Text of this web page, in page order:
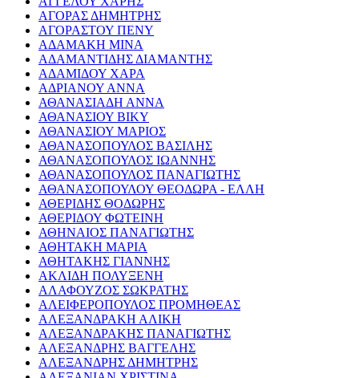
ΑΓΟΡΑΣ ΔΗΜΗΤΡΗΣ
ΑΓΟΡΑΣΤΟΥ ΠΕΝΥ
ΑΔΑΜΑΚΗ ΜΙΝΑ
ΑΔΑΜΑΝΤΙΔΗΣ ΔΙΑΜΑΝΤΗΣ
ΑΔΑΜΙΔΟΥ ΧΑΡΑ
ΑΔΡΙΑΝΟΥ ΑΝΝΑ
ΑΘΑΝΑΣΙΑΔΗ ΑΝΝΑ
ΑΘΑΝΑΣΙΟΥ ΒΙΚΥ
ΑΘΑΝΑΣΙΟΥ ΜΑΡΙΟΣ
ΑΘΑΝΑΣΟΠΟΥΛΟΣ ΒΑΣΙΛΗΣ
ΑΘΑΝΑΣΟΠΟΥΛΟΣ ΙΩΑΝΝΗΣ
ΑΘΑΝΑΣΟΠΟΥΛΟΣ ΠΑΝΑΓΙΩΤΗΣ
ΑΘΑΝΑΣΟΠΟΥΛΟΥ ΘΕΟΔΩΡΑ - ΕΛΛΗ
ΑΘΕΡΙΔΗΣ ΘΟΔΩΡΗΣ
ΑΘΕΡΙΔΟΥ ΦΩΤΕΙΝΗ
ΑΘΗΝΑΙΟΣ ΠΑΝΑΓΙΩΤΗΣ
ΑΘΗΤΑΚΗ ΜΑΡΙΑ
ΑΘΗΤΑΚΗΣ ΓΙΑΝΝΗΣ
ΑΚΛΙΔΗ ΠΟΛΥΞΕΝΗ
ΑΛΑΦΟΥΖΟΣ ΣΩΚΡΑΤΗΣ
ΑΛΕΙΦΕΡΟΠΟΥΛΟΣ ΠΡΟΜΗΘΕΑΣ
ΑΛΕΞΑΝΔΡΑΚΗ ΑΛΙΚΗ
ΑΛΕΞΑΝΔΡΑΚΗΣ ΠΑΝΑΓΙΩΤΗΣ
ΑΛΕΞΑΝΔΡΗΣ ΒΑΓΓΕΛΗΣ
ΑΛΕΞΑΝΔΡΗΣ ΔΗΜΗΤΡΗΣ